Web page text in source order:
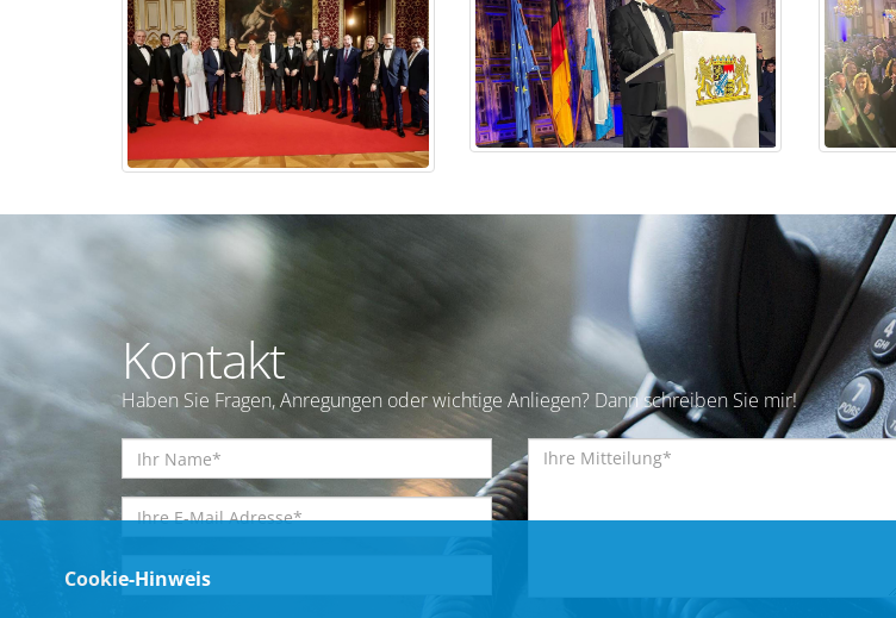
Kontakt
Haben Sie Fragen, Anregungen oder wichtige Anliegen? Dann schreiben Sie mir!
Cookie-Hinweis